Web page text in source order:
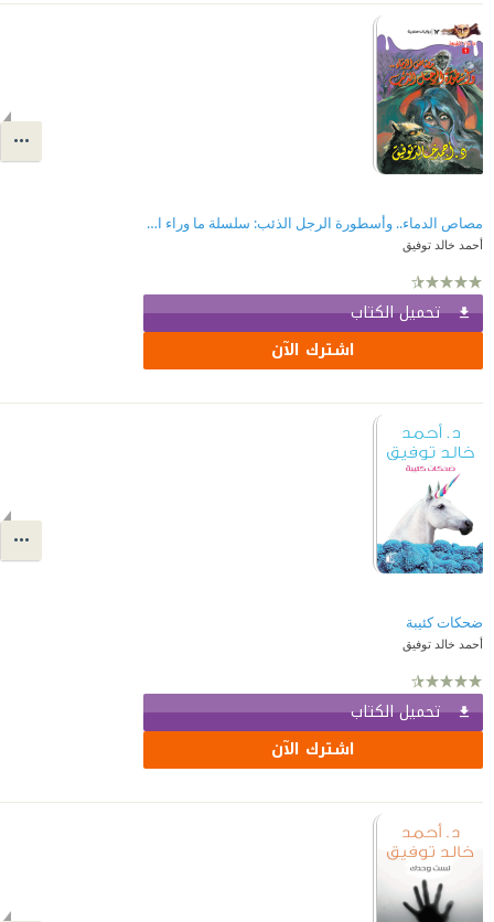
مصاص الدماء.. وأسطورة الرجل الذئب: سلسلة ما وراء الطبيعة 1
أحمد خالد توفيق
تحميل الكتاب
اشترك الآن
ضحكات كئيبة
أحمد خالد توفيق
تحميل الكتاب
اشترك الآن